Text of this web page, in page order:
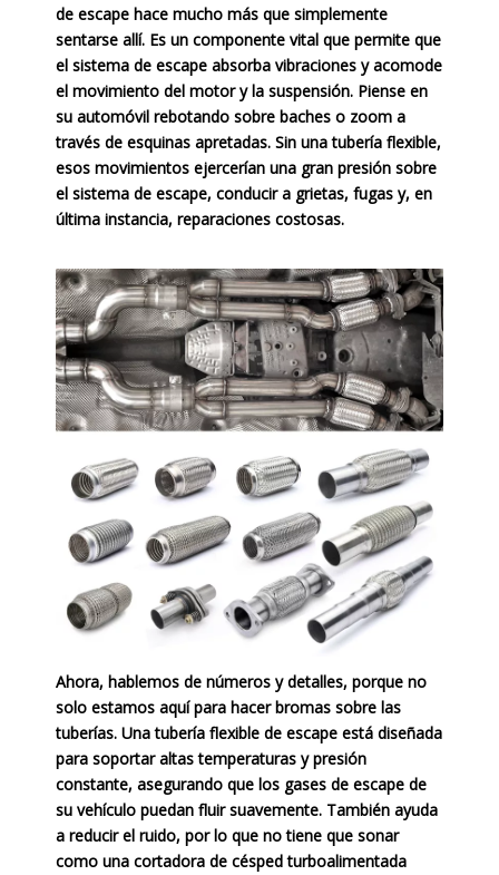
de escape hace mucho más que simplemente
sentarse allí. Es un componente vital que permite que
el sistema de escape absorba vibraciones y acomode
el movimiento del motor y la suspensión. Piense en
su automóvil rebotando sobre baches o zoom a
través de esquinas apretadas. Sin una tubería flexible,
esos movimientos ejercerían una gran presión sobre
el sistema de escape, conducir a grietas, fugas y, en
última instancia, reparaciones costosas.
Ahora, hablemos de números y detalles, porque no
solo estamos aquí para hacer bromas sobre las
tuberías. Una tubería flexible de escape está diseñada
para soportar altas temperaturas y presión
constante, asegurando que los gases de escape de
su vehículo puedan fluir suavemente. También ayuda
a reducir el ruido, por lo que no tiene que sonar
como una cortadora de césped turboalimentada